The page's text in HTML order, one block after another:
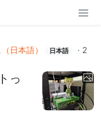
日本語） 日本語 · 2
っ